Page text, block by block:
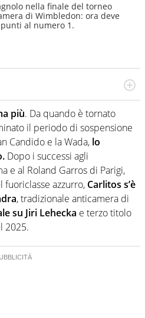
nella finale del torneo
di Wimbledon: ora deve
al numero 1.
traslare il glossario del calcio in
ne farebbe parte. Non si perde
umori social del mondo delle
più. Da quando è tornato
il periodo di sospensione
Candido e la Wada, lo
Dopo i successi agli
e al Roland Garros di Parigi,
fuoriclasse azzurro, Carlitos s’è
, tradizionale anticamera di
su Jiri Lehecka e terzo titolo
2025.